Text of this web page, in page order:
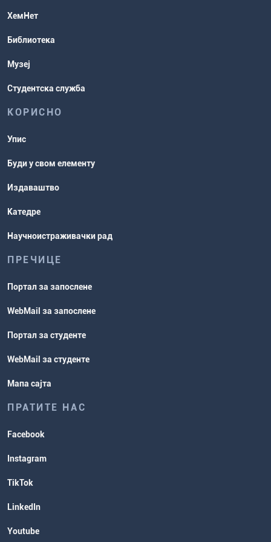
рокови
ХемНет
Библиотека
Музеј
Студентска служба
КОРИСНО
Упис
Буди у свом елементу
Издаваштво
Катедре
Научноистраживачки рад
ПРЕЧИЦЕ
Портал за запослене
WebMail за запослене
Портал за студенте
WebMail за студенте
Мапа сајта
ПРАТИТЕ НАС
Facebook
Instagram
TikTok
LinkedIn
Youtube